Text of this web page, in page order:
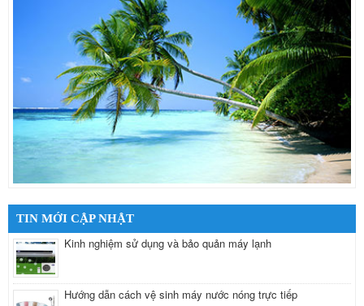
TIN MỚI CẬP NHẬT
Kinh nghiệm sử dụng và bảo quản máy lạnh
Hướng dẫn cách vệ sinh máy nước nóng trực tiếp